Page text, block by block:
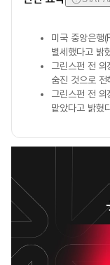
미국 중앙은행
별세했다고 밝
그린스펀 전 의
숨진 것으로 전
그린스펀 전
맡았다고 밝혔